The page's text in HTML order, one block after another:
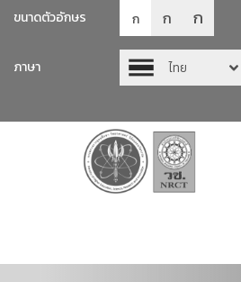
ขนาดตัวอักษร ก ก ก
ภาษา
ไทย